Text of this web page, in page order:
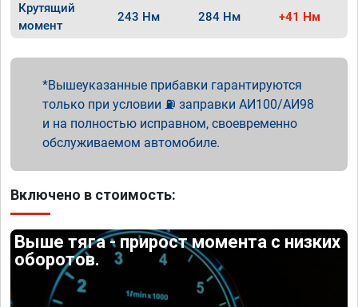
Крутящий
момент
243 Нм 284 Нм +41 Нм
Вышеуказанные прибавки гарантируются
только при условии ⛽ заправки АИ100/АИ98
и на полностью исправном, своевременно
обслуживаемом автомобиле.
Включено в стоимость:
Выше тяга - прирост момента с низких
оборотов.